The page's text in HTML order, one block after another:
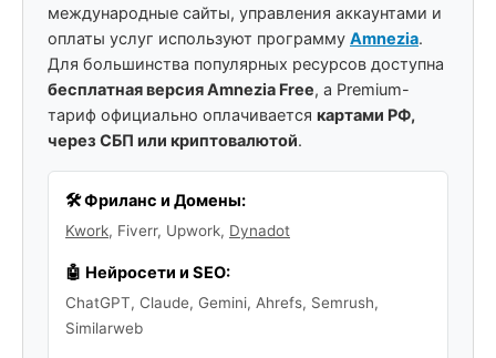
международные сайты, управления аккаунтами и
оплаты услуг используют программу Amnezia.
Для большинства популярных ресурсов доступна
бесплатная версия Amnezia Free, а Premium-
тариф официально оплачивается картами РФ,
через СБП или криптовалютой.
🛠️ Фриланс и Домены:
Kwork, Fiverr, Upwork, Dynadot
🤖 Нейросети и SEO:
ChatGPT, Claude, Gemini, Ahrefs, Semrush,
Similarweb